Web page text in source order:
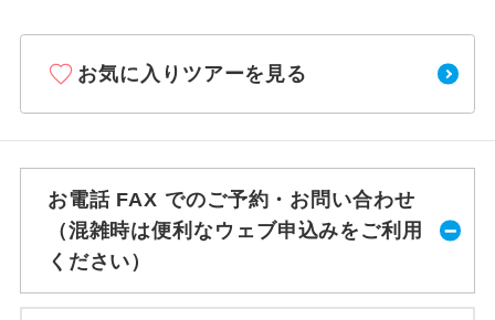
お気に入りツアーを見る
お電話 FAX でのご予約・お問い合わせ
（混雑時は便利なウェブ申込みをご利用
ください）